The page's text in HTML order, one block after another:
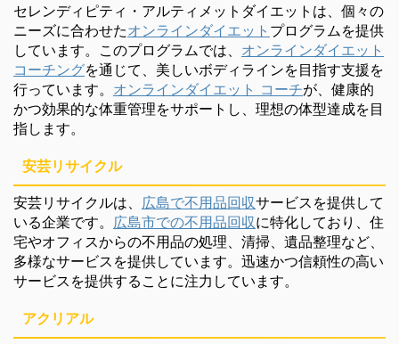
セレンディピティ・アルティメットダイエットは、個々の
ニーズに合わせたオンラインダイエット プログラムを提供
しています。このプログラムでは、 オンラインダイエット
コーチングを通じて、美しいボディラインを目指す支援を
行っています。 オンラインダイエット コーチが、健康的
かつ効果的な体重管理をサポートし、理想の体型達成を目
指します。
安芸リサイクル
安芸リサイクルは、 広島で不用品回収サービスを提供して
いる企業です。 広島市での不用品回収に特化しており、住
宅やオフィスからの不用品の処理、清掃、遺品整理など、
多様なサービスを提供しています。迅速かつ信頼性の高い
サービスを提供することに注力しています。
アクリアル